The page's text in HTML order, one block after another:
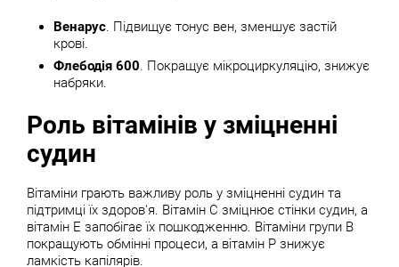
Венарус. Підвищує тонус вен, зменшує застій
крові.
Флебодія 600. Покращує мікроциркуляцію, знижує
набряки.
Роль вітамінів у зміцненні
судин
Вітаміни грають важливу роль у зміцненні судин та
підтримці їх здоров'я. Вітамін С зміцнює стінки судин, а
вітамін Е запобігає їх пошкодженню. Вітаміни групи В
покращують обмінні процеси, а вітамін Р знижує
ламкість капілярів.